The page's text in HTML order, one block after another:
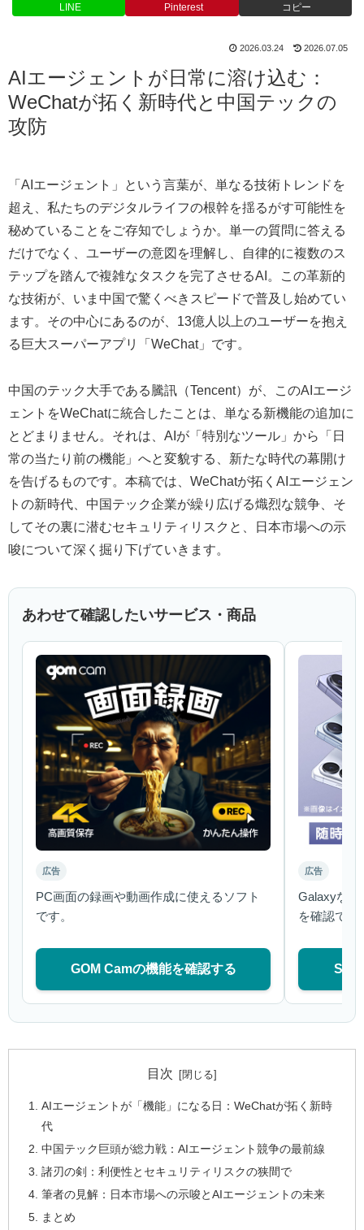
LINE Pinterest コピー
2026.03.24 2026.07.05
AIエージェントが日常に溶け込む：
WeChatが拓く新時代と中国テックの
攻防
「AIエージェント」という言葉が、単なる技術トレンドを
超え、私たちのデジタルライフの根幹を揺るがす可能性を
秘めていることをご存知でしょうか。単一の質問に答える
だけでなく、ユーザーの意図を理解し、自律的に複数のス
テップを踏んで複雑なタスクを完了させるAI。この革新的
な技術が、いま中国で驚くべきスピードで普及し始めてい
ます。その中心にあるのが、13億人以上のユーザーを抱え
る巨大スーパーアプリ「WeChat」です。
中国のテック大手である騰訊（Tencent）が、このAIエージ
ェントをWeChatに統合したことは、単なる新機能の追加に
とどまりません。それは、AIが「特別なツール」から「日
常の当たり前の機能」へと変貌する、新たな時代の幕開け
を告げるものです。本稿では、WeChatが拓くAIエージェン
トの新時代、中国テック企業が繰り広げる熾烈な競争、そ
してその裏に潜むセキュリティリスクと、日本市場への示
唆について深く掘り下げていきます。
あわせて確認したいサービス・商品
広告
PC画面の録画や動画作成に使えるソフト
です。
GOM Camの機能を確認する
広告
Galaxyなど
を確認でき
目次
AIエージェントが「機能」になる日：WeChatが拓く新時
代
中国テック巨頭が総力戦：AIエージェント競争の最前線
諸刃の剣：利便性とセキュリティリスクの狭間で
筆者の見解：日本市場への示唆とAIエージェントの未来
まとめ